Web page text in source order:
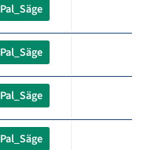
Pal_Säge
Pal_Säge
Pal_Säge
Pal_Säge